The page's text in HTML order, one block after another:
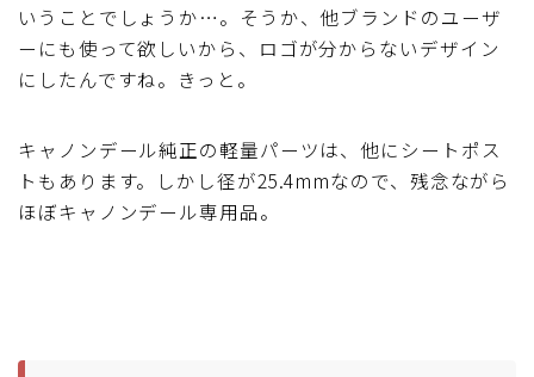
いうことでしょうか…。そうか、他ブランドのユーザ
ーにも使って欲しいから、ロゴが分からないデザイン
にしたんですね。きっと。
キャノンデール純正の軽量パーツは、他にシートポス
トもあります。しかし径が25.4mmなので、残念ながら
ほぼキャノンデール専用品。